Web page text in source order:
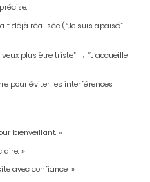
déjà réalisée (“Je suis apaisé”
plus être triste” → “J’accueille
pour éviter les interférences
bienveillant. »
»
avec confiance. »